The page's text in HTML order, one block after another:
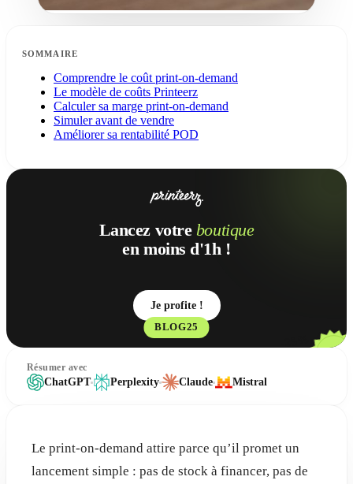
SOMMAIRE
Comprendre le coût print-on-demand
Le modèle de coûts Printeerz
Calculer sa marge print-on-demand
Simuler avant de vendre
Améliorer sa rentabilité POD
Lancez votre boutique
en moins d'1h !
Je profite !
BLOG25
Résumer avec
ChatGPT Perplexity Claude Mistral
Le print-on-demand attire parce qu’il promet un
lancement simple : pas de stock à financer, pas de